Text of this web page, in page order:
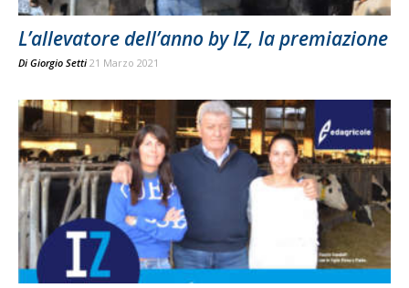
L’allevatore dell’anno by IZ, la premiazione
Di Giorgio Setti 21 Marzo 2021